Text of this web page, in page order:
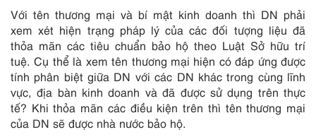
Với tên thương mại và bí mật kinh doanh thì DN phải
xem xét hiện trạng pháp lý của các đối tượng liệu đã
thỏa mãn các tiêu chuẩn bảo hộ theo Luật Sở hữu trí
tuệ. Cụ thể là xem tên thương mại hiện có đáp ứng được
tính phân biệt giữa DN với các DN khác trong cùng lĩnh
vực, địa bàn kinh doanh và đã được sử dụng trên thực
tế? Khi thỏa mãn các điều kiện trên thì tên thương mại
của DN sẽ được nhà nước bảo hộ.